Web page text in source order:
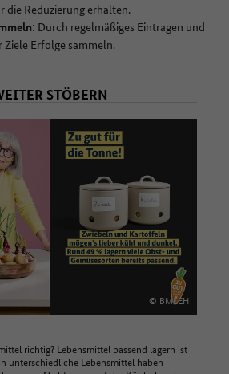
die Reduzierung erhalten.
: Durch regelmäßiges Eintragen und
Ziele Erfolge sammeln.
STÖBERN
© BMLEH
richtig? Lebensmittel passend lagern ist
unterschiedliche Lebensmittel haben